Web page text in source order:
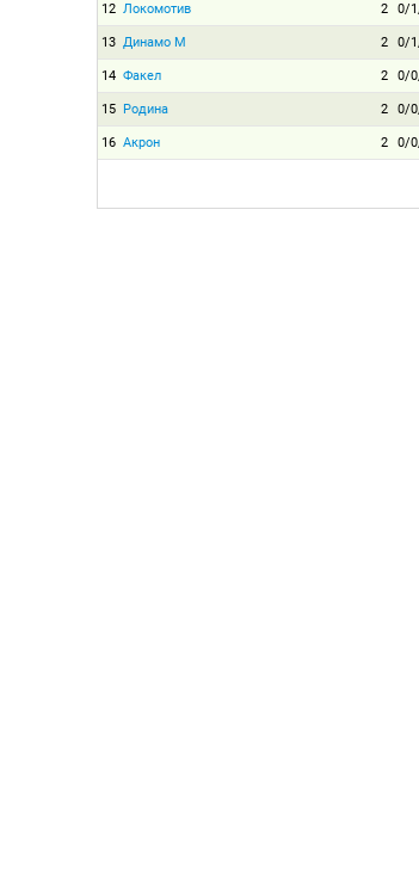
12 Локомотив 2 0/
13 Динамо М 2 0/
14 Факел 2 0/
15 Родина 2 0/
16 Акрон 2 0/